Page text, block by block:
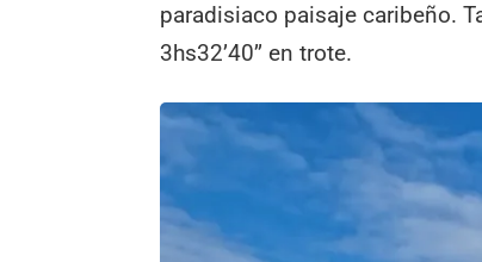
paradisiaco paisaje caribeño.
3hs32’40’’ en trote.